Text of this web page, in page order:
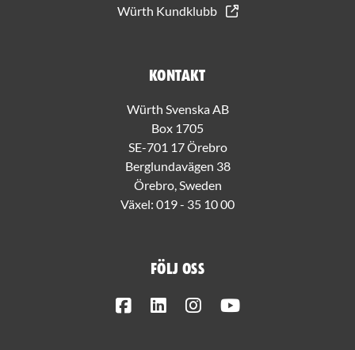
Würth Kundklubb
Kontakt
Würth Svenska AB
Box 1705
SE-701 17 Örebro
Berglundavägen 38
Örebro, Sweden
Växel: 019 - 35 10 00
Följ oss
FacebookLinkedInInstagram